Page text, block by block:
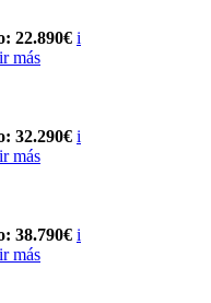
22.890€ i
más
32.290€ i
más
38.790€ i
más